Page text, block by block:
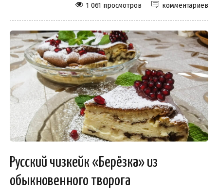
комментариев
1 061 просмотров
Русский чизкейк «Берёзка» из
обыкновенного творога